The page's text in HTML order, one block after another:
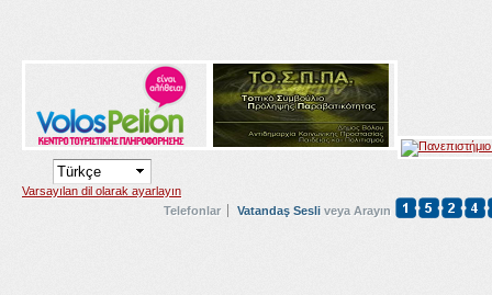
Varsayılan dil olarak ayarlayın
Telefonlar
Vatandaş Sesli veya Arayın